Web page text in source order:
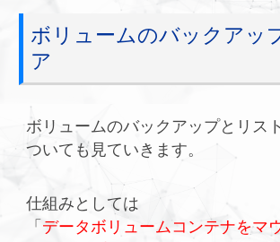
ボリュームのバックアッ
ア
ボリュームのバックアップとリス
ついても見ていきます。
仕組みとしては
「 データボリュームコンテナをマ